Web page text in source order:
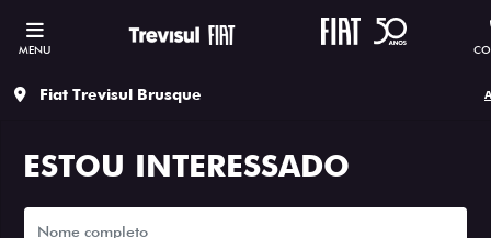
MENU
Fiat Trevisul Brusque
ESTOU INTERESSADO